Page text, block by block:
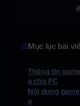
Mục lục bài
Thông tin
a cho PC
Nội dung
a